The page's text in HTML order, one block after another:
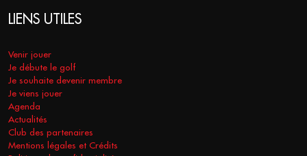
LIENS UTILES
Venir jouer
Je débute le golf
Je souhaite devenir membre
Je viens jouer
Agenda
Actualités
Club des partenaires
Mentions légales et Crédits